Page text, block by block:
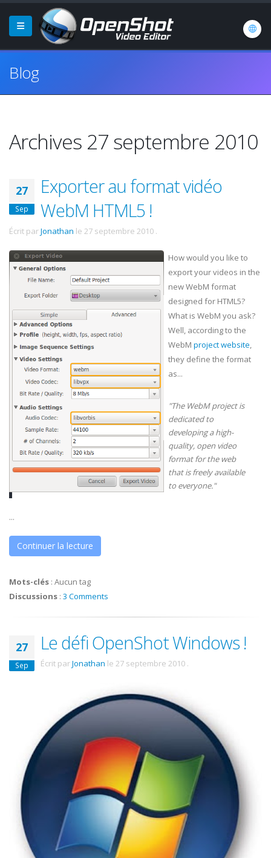
Blog
Archives 27 septembre 2010
27
Sep
Exporter au format vidéo
WebM HTML5 !
Écrit parJonathan le 27 septembre 2010 .
How would you like to
export your videos in the
new WebM format
designed for HTML5?
What is WebM you ask?
Well, according to the
WebM project website,
they define the format
as...
"The WebM project is
dedicated to
developing a high-
quality, open video
format for the web
that is freely available
to everyone."
...
Continuer la lecture
Mots-clés : Aucun tag
Discussions : 3 Comments
27
Sep
Le défi OpenShot Windows !
Écrit parJonathan le 27 septembre 2010 .